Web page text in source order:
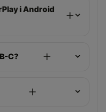
i Android
C?